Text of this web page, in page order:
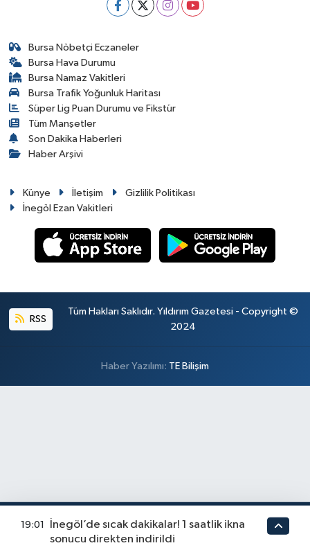
Bursa Nöbetçi Eczaneler
Bursa Hava Durumu
Bursa Namaz Vakitleri
Bursa Trafik Yoğunluk Haritası
Süper Lig Puan Durumu ve Fikstür
Tüm Manşetler
Son Dakika Haberleri
Haber Arşivi
Künye İletişim
Gizlilik Politikası
İnegöl Ezan Vakitleri
RSS
Tüm Hakları Saklıdır. Yıldırım Gazetesi - Copyright ©
2024
Haber Yazılımı: TE Bilişim
19:01
İnegöl’de sıcak dakikalar! 1 saatlik ikna
sonucu direkten indirildi